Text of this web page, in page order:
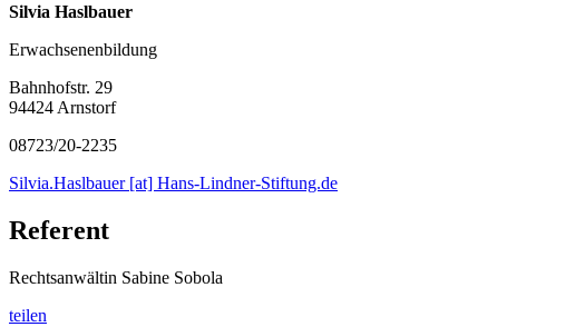
Silvia Haslbauer
Erwachsenenbildung
Bahnhofstr. 29
94424 Arnstorf
08723/20-2235
Silvia.Haslbauer [at] Hans-Lindner-Stiftung.de
Referent
Rechtsanwältin Sabine Sobola
teilen